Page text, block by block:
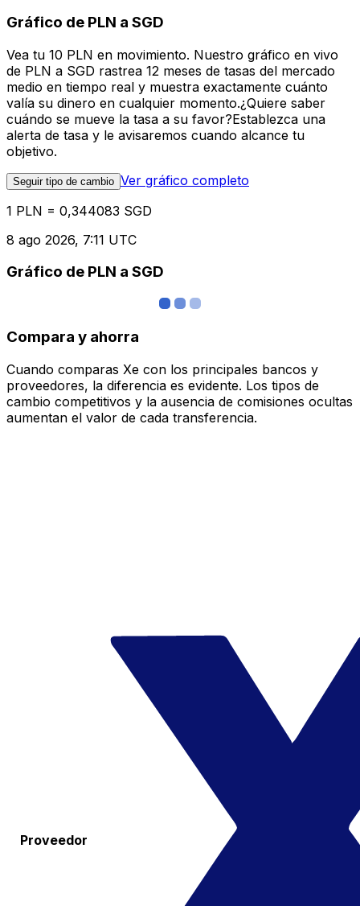
Gráfico de PLN a SGD
Vea tu 10 PLN en movimiento. Nuestro gráfico en vivo
de PLN a SGD rastrea 12 meses de tasas del mercado
medio en tiempo real y muestra exactamente cuánto
valía su dinero en cualquier momento.¿Quiere saber
cuándo se mueve la tasa a su favor?Establezca una
alerta de tasa y le avisaremos cuando alcance tu
objetivo.
Seguir tipo de cambio Ver gráfico completo
1 PLN = 0,344083 SGD
8 ago 2026, 7:11 UTC
Gráfico de PLN a SGD
Compara y ahorra
Cuando comparas Xe con los principales bancos y
proveedores, la diferencia es evidente. Los tipos de
cambio competitivos y la ausencia de comisiones ocultas
aumentan el valor de cada transferencia.
Proveedor